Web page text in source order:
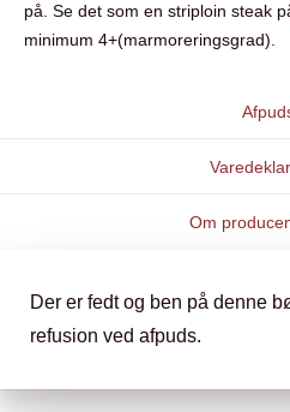
på. Se det som en striploin steak
minimum 4+(marmoreringsgrad).
Om
Der er fedt og ben på denne
refusion ved afpuds.